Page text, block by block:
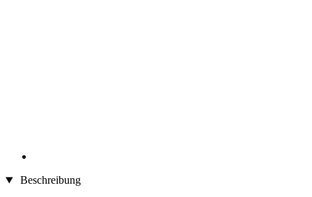
Beschreibung